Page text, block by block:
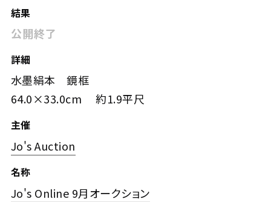
結果
公開終了
詳細
水墨絹本 鏡框
64.0×33.0cm 約1.9平尺
主催
Jo's Auction
名称
Jo's Online 9月オークション